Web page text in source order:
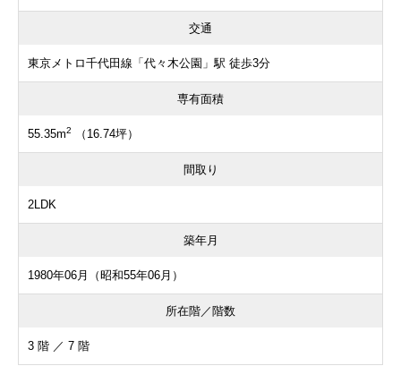
交通
東京メトロ千代田線「代々木公園」駅 徒歩3分
専有面積
55.35m2 （16.74坪）
間取り
2LDK
築年月
1980年06月（昭和55年06月）
所在階／階数
3 階 ／ 7 階